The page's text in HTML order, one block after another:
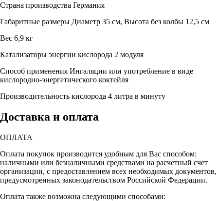
Страна производства Германия
Габаритные размеры Диаметр 35 см, Высота без колбы 12,5 см
Вес 6,9 кг
Катализаторы энергии кислорода 2 модуля
Способ применения Ингаляции или употребление в виде
кислородно-энергетического коктейля
Производительность кислорода 4 литра в минуту
Доставка и оплата
ОПЛАТА
Оплата покупок производится удобным для Вас способом:
наличными или безналичными средствами на расчетный счет
организации, с предоставлением всех необходимых документов,
предусмотренных законодательством Российской Федерации.
Оплата также возможна следующими способами: